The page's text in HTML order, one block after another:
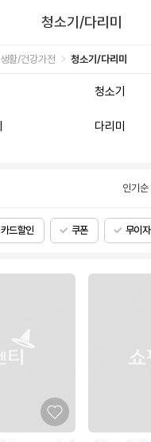
청소기/다리미
생활/건강가전 청소기/다리미
청소기
다리미
인기순
카드할인 쿠폰 무이자